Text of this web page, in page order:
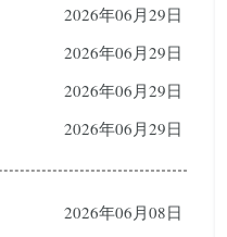
2026年06月29日
2026年06月29日
2026年06月29日
2026年06月29日
2026年06月08日